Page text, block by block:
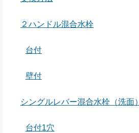
２ハンドル混合水栓
台付
壁付
シングルレバー混合水栓（洗面）
台付1穴